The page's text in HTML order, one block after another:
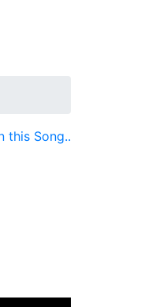
this Song..